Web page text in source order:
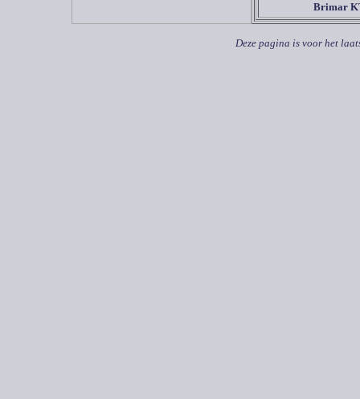
Brimar
Deze pagina is voor het